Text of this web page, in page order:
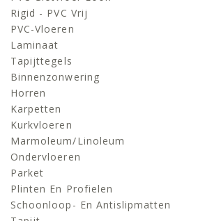
Rigid - PVC Vrij
PVC-Vloeren
Laminaat
Tapijttegels
Binnenzonwering
Horren
Karpetten
Kurkvloeren
Marmoleum/linoleum
Ondervloeren
Parket
Plinten En Profielen
Schoonloop- En Antislipmatten